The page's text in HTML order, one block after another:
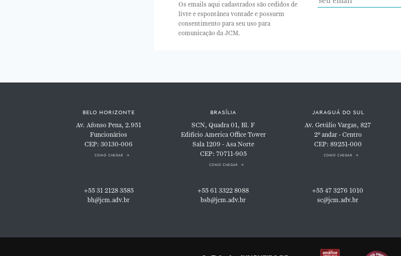
Os emails aqui cadastrados são cedidos de
livre e espontânea vontade e possuem
consentimento para seu uso para
comunicação da JCM.
belo horizonte
Av. Afonso Pena, 2.951
Funcionários
CEP: 30130-006
como chegar
+55 31 2128 3585
bh@jcm.adv.br
brasília
SCN, Quadra 01, Bl. F
Edifício America Office Tower
Sala 1209 - Asa Norte
CEP: 70711-905
como chegar
+55 61 3322 8088
bsb@jcm.adv.br
jaraguá do sul
Av. Getúlio Vargas, 827
2º andar - Centro
CEP: 89251-000
como chegar
+55 47 3276 1010
sc@jcm.adv.br